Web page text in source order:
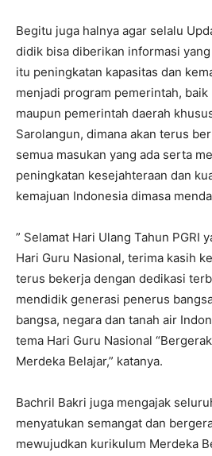
Begitu juga halnya agar selalu
didik bisa diberikan informasi
itu peningkatan kapasitas dan
menjadi program pemerintah,
maupun pemerintah daerah
Sarolangun, dimana akan terus
semua masukan yang ada serta
peningkatan kesejahteraan dan
kemajuan Indonesia dimasa
” Selamat Hari Ulang Tahun PGRI
Hari Guru Nasional, terima kasih
terus bekerja dengan dedikasi
mendidik generasi penerus
bangsa, negara dan tanah air
tema Hari Guru Nasional
Merdeka Belajar,” katanya.
Bachril Bakri juga mengajak
menyatukan semangat dan
mewujudkan kurikulum Merdeka